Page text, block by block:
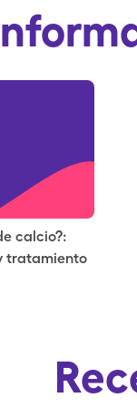
calcio?:
tratamiento